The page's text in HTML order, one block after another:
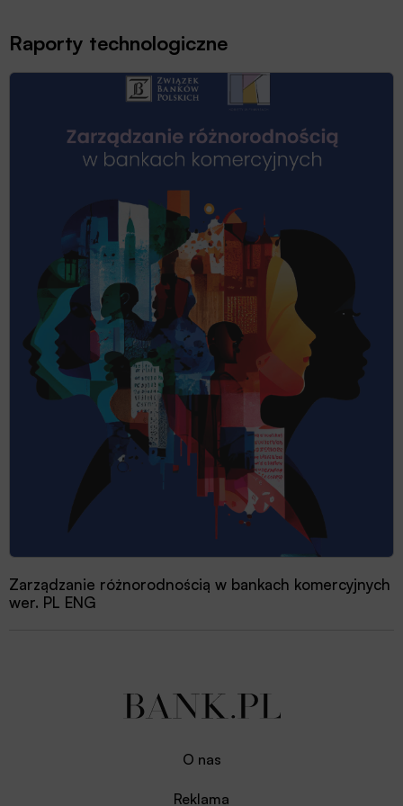
Raporty technologiczne
Zarządzanie różnorodnością w bankach komercyjnych
wer. PL ENG
O nas
Reklama